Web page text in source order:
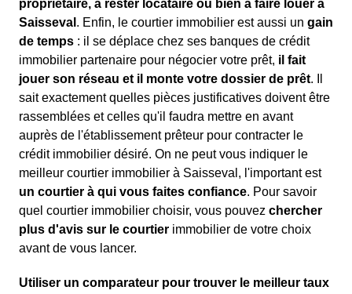
propriétaire, à rester locataire ou bien à faire louer à
Saisseval . Enfin, le courtier immobilier est aussi un gain
de temps : il se déplace chez ses banques de crédit
immobilier partenaire pour négocier votre prêt, il fait
jouer son réseau et il monte votre dossier de prêt. Il
sait exactement quelles pièces justificatives doivent être
rassemblées et celles qu'il faudra mettre en avant
auprès de l'établissement prêteur pour contracter le
crédit immobilier désiré. On ne peut vous indiquer le
meilleur courtier immobilier à Saisseval, l'important est
un courtier à qui vous faites confiance. Pour savoir
quel courtier immobilier choisir, vous pouvez chercher
plus d'avis sur le courtier immobilier de votre choix
avant de vous lancer.
Utiliser un comparateur pour trouver le meilleur taux